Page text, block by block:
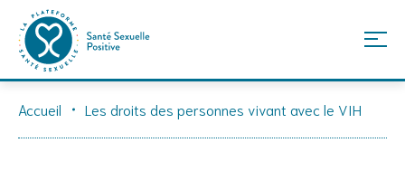
Accueil Les droits des personnes vivant avec le VIH